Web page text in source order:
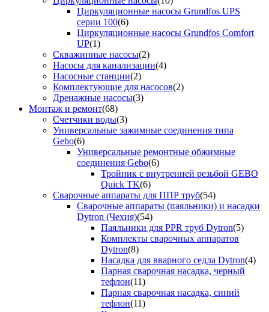
Циркуляционные насосы Grundfos UPS
серии 100(6)
Циркуляционные насосы Grundfos Comfort
UP(1)
Скважинные насосы(2)
Насосы для канализации(4)
Насосные станции(2)
Комплектующие для насосов(2)
Дренажные насосы(3)
Монтаж и ремонт(68)
Счетчики воды(3)
Универсальные зажимные соединения типа
Gebo(6)
Универсальные ремонтные обжимные
соединения Gebo(6)
Тройник с внутренней резьбой GEBO
Quick TK(6)
Сварочные аппараты для ППР труб(54)
Сварочные аппараты (паяльники) и насадки
Dytron (Чехия)(54)
Паяльники для PPR труб Dytron(5)
Комплекты сварочных аппаратов
Dytron(8)
Насадка для вварного седла Dytron(4)
Парная сварочная насадка, черный
тефлон(11)
Парная сварочная насадка, синий
тефлон(11)